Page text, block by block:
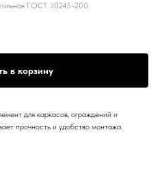
ГОСТ 30245-200
в корзину
для каркасов, ограждений и
прочность и удобство монтажа.